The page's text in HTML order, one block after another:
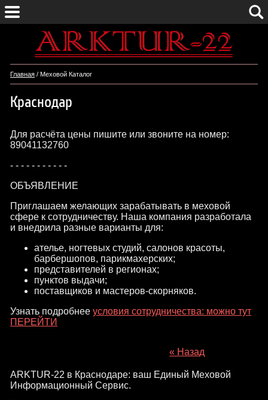
Главная / Меховой Каталог
Краснодар
Для расчёта цены пишите или звоните на номер:
89041132760
- - - - - - - - - - -
ОБЪЯВЛЕНИЕ
Приглашаем желающих зарабатывать в меховой
сфере к сотрудничеству. Наша компания разработала
и внедрила разные варианты для:
ателье, ногтевых студий, салонов красоты,
барбершопов, парикмахерских;
представителей в регионах;
пунктов выдачи;
поставщиков и мастеров-скорняков.
Узнать подробнее условия сотрудничества: можно тут
ПЕРЕЙТИ
« Назад
ARKTUR-22 в Краснодаре: ваш Единый Меховой
Информационный Сервис.